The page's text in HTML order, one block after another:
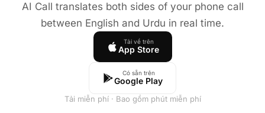
AI Call translates both sides of your phone call
between English and Urdu in real time.
Tải về trên
App Store
Có sẵn trên
Google Play
Tải miễn phí · Bao gồm phút miễn phí